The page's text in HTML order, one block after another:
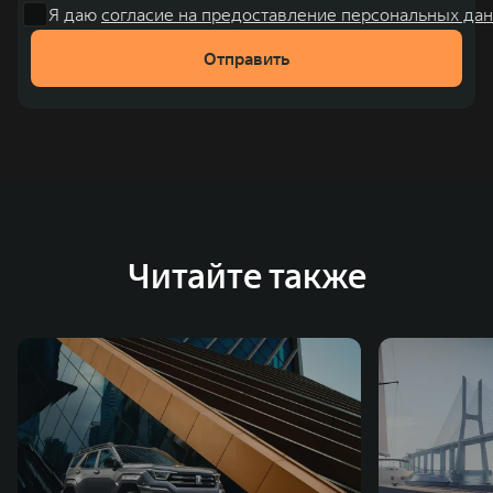
Я даю согласие на предоставление персональных
Отправить
Читайте также